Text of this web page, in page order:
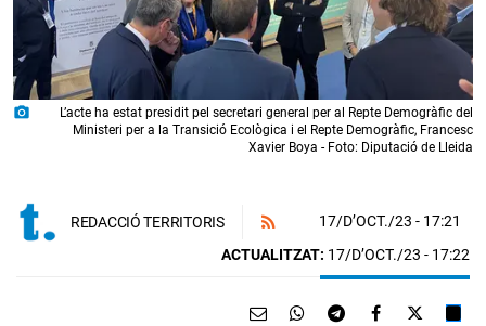
photo_camera
L’acte ha estat presidit pel secretari general per al Repte Demogràfic del
Ministeri per a la Transició Ecològica i el Repte Demogràfic, Francesc
Xavier Boya - Foto: Diputació de Lleida
REDACCIÓ TERRITORIS 17/D’OCT./23 - 17:21
ACTUALITZAT: 17/D’OCT./23 - 17:22